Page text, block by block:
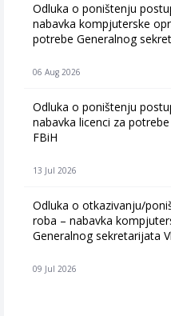
Odluka o poništenju
nabavka kompjuterske
potrebe Generalnog
06 Aug 2026
Odluka o poništenju
nabavka licenci za
FBiH
13 Jul 2026
Odluka o otkazivanju/
roba – nabavka
Generalnog sekretarijata
09 Jul 2026